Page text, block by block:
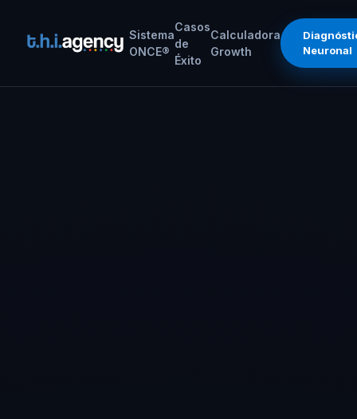
Sistema
ONCE®
Casos
de
Éxito
Calculadora
Growth
Neuronal